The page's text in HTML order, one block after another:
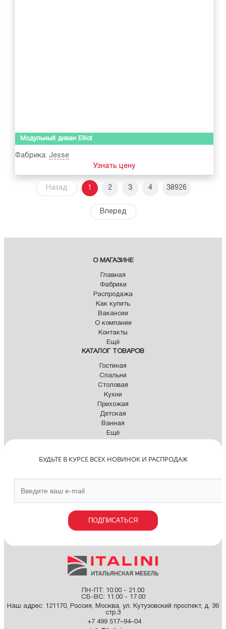
Модульный диван Elliot
Фабрика: Jesse
Узнать цену
Назад 1 2 3 4 38926
Вперед
О МАГАЗИНЕ
Главная
Фабрики
Распродажа
Как купить
Вакансии
О компании
Контакты
Ещё
КАТАЛОГ ТОВАРОВ
Гостиная
Спальни
Столовая
Кухни
Прихожая
Детская
Ванная
Ещё
БУДЬТЕ В КУРСЕ ВСЕХ НОВИНОК И РАСПРОДАЖ
ПОДПИСАТЬСЯ
ПН-ПТ: 10.00 - 21.00
СБ-ВС: 11.00 - 17.00
Наш адрес: 121170, Россия, Москва, ул. Кутузовский проспект, д. 36
стр.3
+7 499 517–94–04